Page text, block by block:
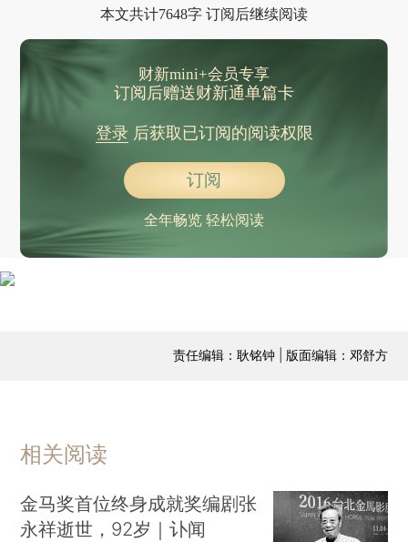
本文共计7648字 订阅后继续阅读
财新mini+会员专享
订阅后赠送财新通单篇卡
登录后获取已订阅的阅读权限
订阅
全年畅览 轻松阅读
责任编辑：耿铭钟 | 版面编辑：邓舒方
相关阅读
金马奖首位终身成就奖编剧张
永祥逝世，92岁｜讣闻